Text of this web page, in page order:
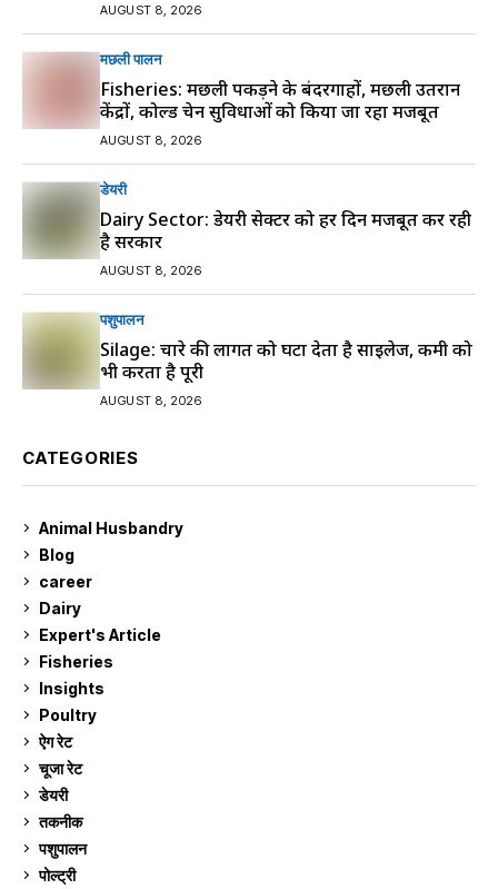
AUGUST 8, 2026
मछली पालन
Fisheries: मछली पकड़ने के बंदरगाहों, मछली उतरान
केंद्रों, कोल्ड चेन सुविधाओं को किया जा रहा मजबूत
AUGUST 8, 2026
डेयरी
Dairy Sector: डेयरी सेक्टर को हर दिन मजबूत कर रही
है सरकार
AUGUST 8, 2026
पशुपालन
Silage: चारे की लागत को घटा देता है साइलेज, कमी को
भी करता है पूरी
AUGUST 8, 2026
CATEGORIES
Animal Husbandry
Blog
career
Dairy
Expert's Article
Fisheries
Insights
Poultry
ऐग रेट
चूजा रेट
डेयरी
तकनीक
पशुपालन
पोल्ट्री